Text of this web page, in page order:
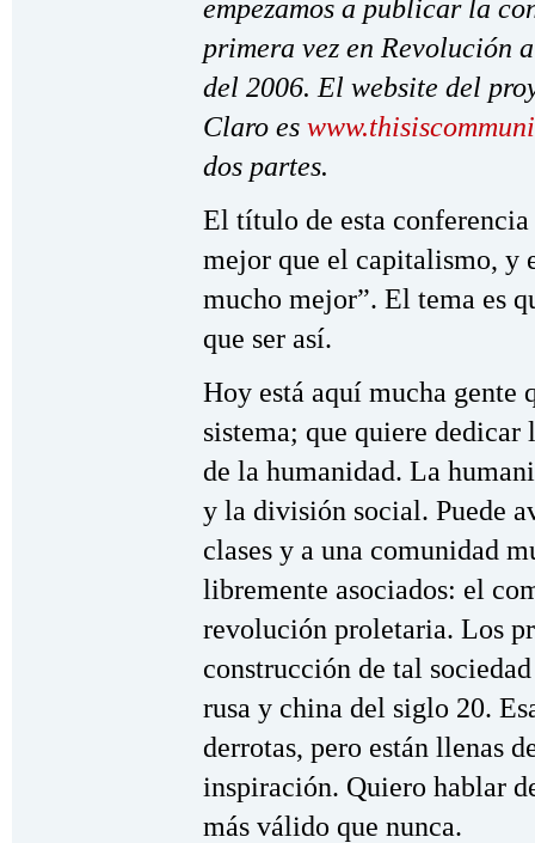
empezamos a publicar la
primera vez en Revolución
del 2006. El website del
Claro es
dos partes.
El título de esta
mejor que el capitalismo, y
mucho mejor”. El tema es
que ser así.
Hoy está aquí mucha gente
sistema; que quiere
de la humanidad. La
y la división social. Puede
clases y a una comunidad
libremente asociados: el
revolución proletaria. Los
construcción de tal
rusa y china del siglo 20.
derrotas, pero están llenas
inspiración. Quiero hablar
más válido que nunca.